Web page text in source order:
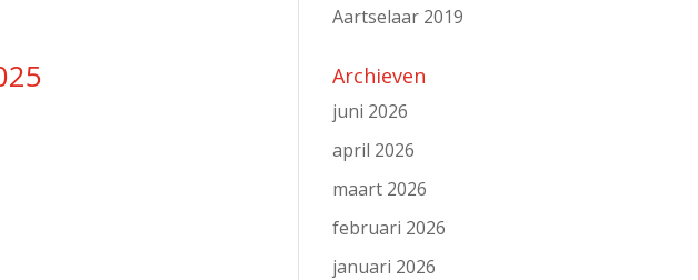
Aartselaar 2019
Archieven
juni 2026
april 2026
maart 2026
februari 2026
januari 2026